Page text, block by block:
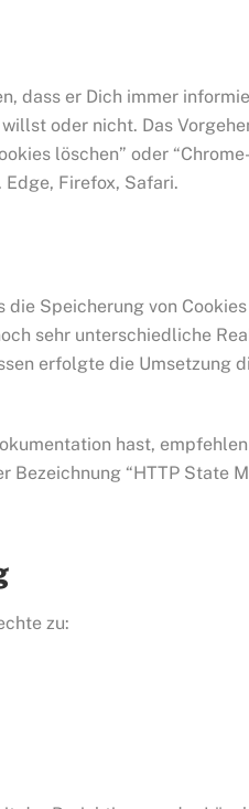
dass er Dich immer
oder nicht. Das
löschen” oder
Edge, Firefox, Safari.
Speicherung von
sehr unterschiedliche
erfolgte die Umsetzung
hast,
“HTTP State
zu: